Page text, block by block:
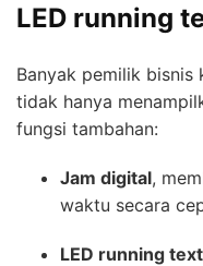
LED running
Banyak pemilik bisnis
tidak hanya
fungsi tambahan:
Jam digital,
waktu secara
LED running text